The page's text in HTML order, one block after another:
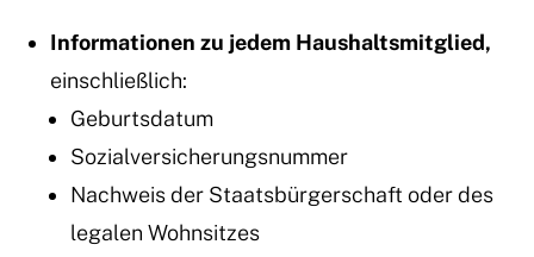
Informationen zu jedem Haushaltsmitglied,
einschließlich:
Geburtsdatum
Sozialversicherungsnummer
Nachweis der Staatsbürgerschaft oder des
legalen Wohnsitzes